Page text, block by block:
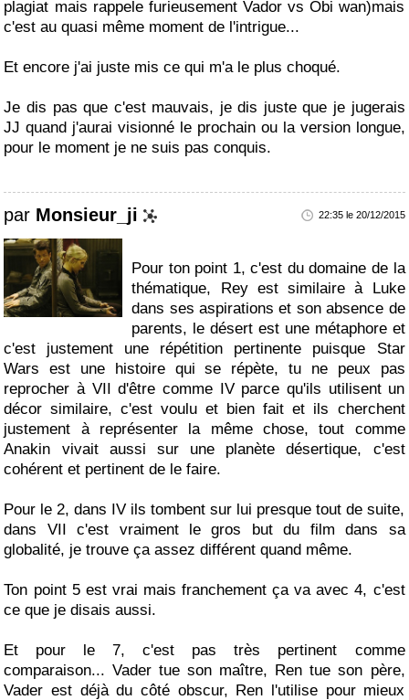
plagiat mais rappele furieusement Vador vs Obi wan)mais
c'est au quasi même moment de l'intrigue...
Et encore j'ai juste mis ce qui m'a le plus choqué.
Je dis pas que c'est mauvais, je dis juste que je jugerais
JJ quand j'aurai visionné le prochain ou la version longue,
pour le moment je ne suis pas conquis.
par Monsieur_ji 22:35 le 20/12/2015
Pour ton point 1, c'est du domaine de la
thématique, Rey est similaire à Luke
dans ses aspirations et son absence de
parents, le désert est une métaphore et
c'est justement une répétition pertinente puisque Star
Wars est une histoire qui se répète, tu ne peux pas
reprocher à VII d'être comme IV parce qu'ils utilisent un
décor similaire, c'est voulu et bien fait et ils cherchent
justement à représenter la même chose, tout comme
Anakin vivait aussi sur une planète désertique, c'est
cohérent et pertinent de le faire.
Pour le 2, dans IV ils tombent sur lui presque tout de suite,
dans VII c'est vraiment le gros but du film dans sa
globalité, je trouve ça assez différent quand même.
Ton point 5 est vrai mais franchement ça va avec 4, c'est
ce que je disais aussi.
Et pour le 7, c'est pas très pertinent comme
comparaison... Vader tue son maître, Ren tue son père,
Vader est déjà du côté obscur, Ren l'utilise pour mieux